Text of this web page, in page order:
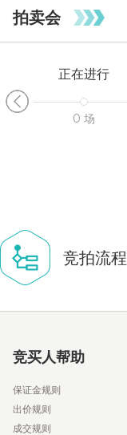
拍卖会
正在进行
0 场
竞拍流程
竞买人帮助
保证金规则
出价规则
成交规则